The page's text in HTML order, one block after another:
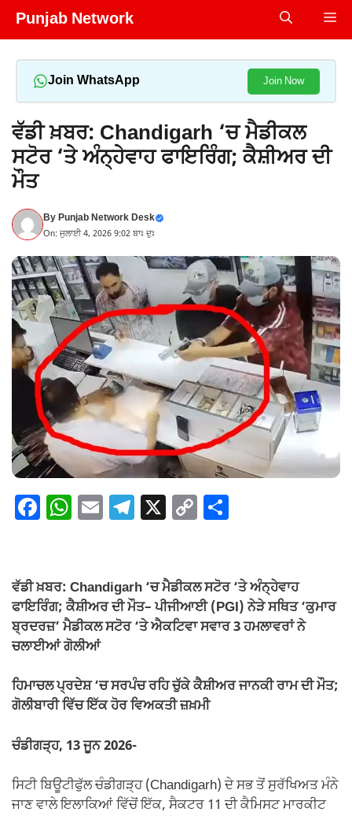
Skip
Punjab Network
Join WhatsApp Join Now
ਵੱਡੀ ਖ਼ਬਰ: Chandigarh ‘ਚ ਮੈਡੀਕਲ
ਸਟੋਰ ‘ਤੇ ਅੰਨ੍ਹੇਵਾਹ ਫਾਇਰਿੰਗ; ਕੈਸ਼ੀਅਰ ਦੀ
ਮੌਤ
ByPunjab Network Desk
On: ਜੁਲਾਈ 4, 2026 9:02 ਬਾਃ ਦੁਃ
F
e
b
o
o
k
W
s
A
p
p
E T
gr
a
m
X C
y
Li
n
e
ਵੱਡੀ ਖ਼ਬਰ: Chandigarh ‘ਚ ਮੈਡੀਕਲ ਸਟੋਰ ‘ਤੇ ਅੰਨ੍ਹੇਵਾਹ
ਫਾਇਰਿੰਗ; ਕੈਸ਼ੀਅਰ ਦੀ ਮੌਤ–ਪੀਜੀਆਈ (PGI) ਨੇੜੇ ਸਥਿਤ ‘ਕੁਮਾਰ
ਬ੍ਰਦਰਜ਼’ ਮੈਡੀਕਲ ਸਟੋਰ ‘ਤੇ ਐਕਟਿਵਾ ਸਵਾਰ 3 ਹਮਲਾਵਰਾਂ ਨੇ
ਚਲਾਈਆਂ ਗੋਲੀਆਂ
ਹਿਮਾਚਲ ਪ੍ਰਦੇਸ਼ ‘ਚ ਸਰਪੰਚ ਰਹਿ ਚੁੱਕੇ ਕੈਸ਼ੀਅਰ ਜਾਨਕੀ ਰਾਮ ਦੀ ਮੌਤ;
ਗੋਲੀਬਾਰੀ ਵਿੱਚ ਇੱਕ ਹੋਰ ਵਿਅਕਤੀ ਜ਼ਖ਼ਮੀ
ਚੰਡੀਗੜ੍ਹ, 13 ਜੂਨ 2026-
ਸਿਟੀ ਬਿਊਟੀਫੁੱਲ ਚੰਡੀਗੜ੍ਹ (Chandigarh) ਦੇ ਸਭ ਤੋਂ ਸੁਰੱਖਿਅਤ ਮੰਨੇ
ਜਾਣ ਵਾਲੇ ਇਲਾਕਿਆਂ ਵਿੱਚੋਂ ਇੱਕ, ਸੈਕਟਰ 11 ਦੀ ਕੈਮਿਸਟ ਮਾਰਕੀਟ